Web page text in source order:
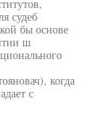
судеб
бы основе
ш
когда
с